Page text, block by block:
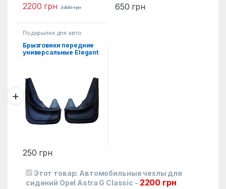
2200 грн 2400грн 650 грн
Подкрылки для авто
Брызговики передние
универсальные Elegant
250 грн
Этот товар: Автомобильные чехлы для
сидений Opel Astra G Classic - 2200 грн